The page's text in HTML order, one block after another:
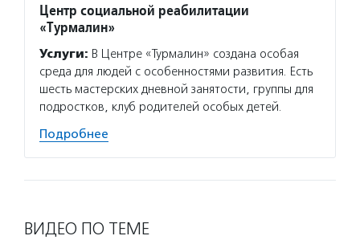
Центр социальной реабилитации
«Турмалин»
Услуги: В Центре «Турмалин» создана особая
среда для людей с особенностями развития. Есть
шесть мастерских дневной занятости, группы для
подростков, клуб родителей особых детей.
Подробнее
ВИДЕО ПО ТЕМЕ